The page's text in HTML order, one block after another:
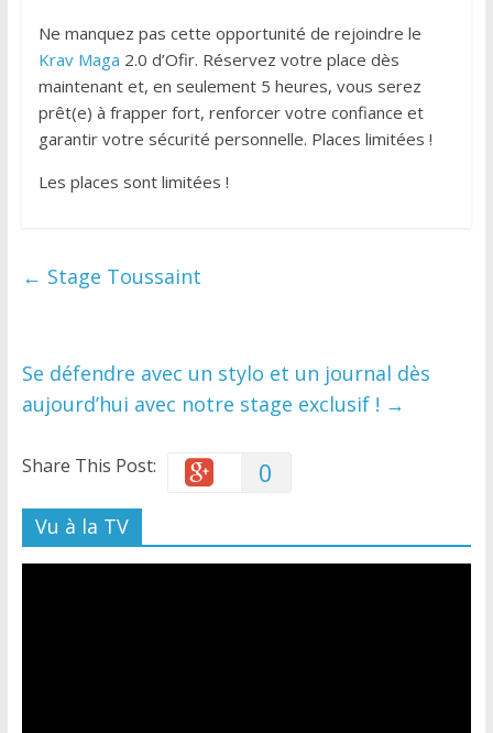
Ne manquez pas cette opportunité de rejoindre le
Krav Maga 2.0 d’Ofir. Réservez votre place dès
maintenant et, en seulement 5 heures, vous serez
prêt(e) à frapper fort, renforcer votre confiance et
garantir votre sécurité personnelle. Places limitées !
Les places sont limitées !
← Stage Toussaint
Se défendre avec un stylo et un journal dès
aujourd’hui avec notre stage exclusif ! →
Share This Post: 0
Vu à la TV